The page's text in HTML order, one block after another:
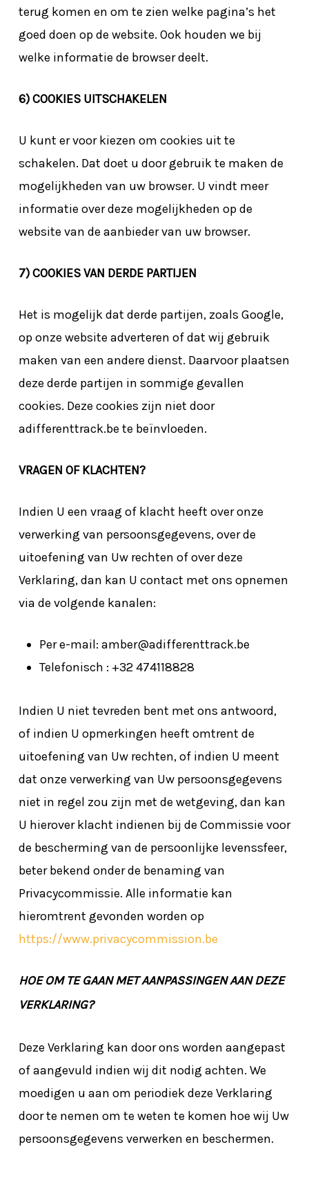
Go To Shop
terug komen en om te zien welke pagina’s het
goed doen op de website. Ook houden we bij
welke informatie de browser deelt.
6) COOKIES UITSCHAKELEN
U kunt er voor kiezen om cookies uit te
schakelen. Dat doet u door gebruik te maken de
mogelijkheden van uw browser. U vindt meer
informatie over deze mogelijkheden op de
website van de aanbieder van uw browser.
7) COOKIES VAN DERDE PARTIJEN
Het is mogelijk dat derde partijen, zoals Google,
op onze website adverteren of dat wij gebruik
maken van een andere dienst. Daarvoor plaatsen
deze derde partijen in sommige gevallen
cookies. Deze cookies zijn niet door
adifferenttrack.be te beïnvloeden.
VRAGEN OF KLACHTEN?
Indien U een vraag of klacht heeft over onze
verwerking van persoonsgegevens, over de
uitoefening van Uw rechten of over deze
Verklaring, dan kan U contact met ons opnemen
via de volgende kanalen:
Per e-mail: amber@adifferenttrack.be
Telefonisch : +32 474118828
Indien U niet tevreden bent met ons antwoord,
of indien U opmerkingen heeft omtrent de
uitoefening van Uw rechten, of indien U meent
dat onze verwerking van Uw persoonsgegevens
niet in regel zou zijn met de wetgeving, dan kan
U hierover klacht indienen bij de Commissie voor
de bescherming van de persoonlijke levenssfeer,
beter bekend onder de benaming van
Privacycommissie. Alle informatie kan
hieromtrent gevonden worden op
https://www.privacycommission.be
HOE OM TE GAAN MET AANPASSINGEN AAN DEZE
VERKLARING?
Deze Verklaring kan door ons worden aangepast
of aangevuld indien wij dit nodig achten. We
moedigen u aan om periodiek deze Verklaring
door te nemen om te weten te komen hoe wij Uw
persoonsgegevens verwerken en beschermen.